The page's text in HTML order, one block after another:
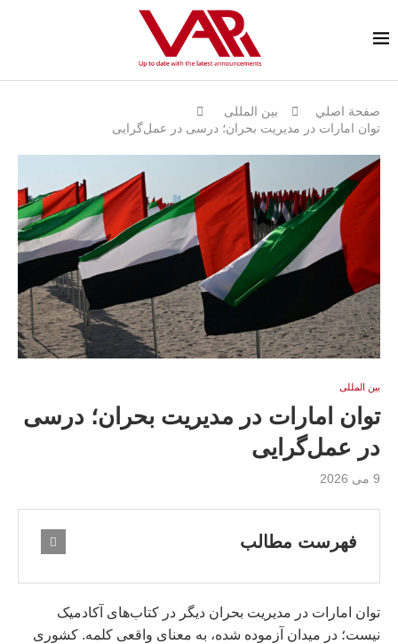
صفحة اصلي
بين المللى
توان امارات در مدیریت بحران؛ درسی در عمل‌گرایی
بين المللى
توان امارات در مدیریت بحران؛ درسی
در عمل‌گرایی
9 می 2026
فهرست مطالب
توان امارات در مدیریت بحران دیگر در کتاب‌های آکادمیک
نیست؛ در میدان آزموده شده، به معنای واقعی کلمه. کشوری